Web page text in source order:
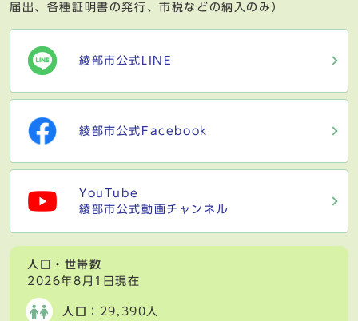
届出、各種証明書の発行、市税などの納入のみ）
綾部市公式LINE
綾部市公式Facebook
YouTube
綾部市公式動画チャンネル
人口・世帯数
2026年8月1日現在
人口 ：29,390人